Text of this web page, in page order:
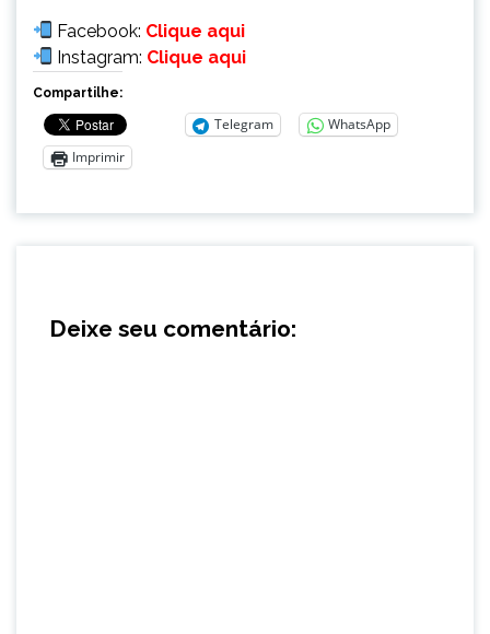
Facebook: Clique aqui
Instagram: Clique aqui
Compartilhe:
Telegram
WhatsApp
Imprimir
Deixe seu comentário: